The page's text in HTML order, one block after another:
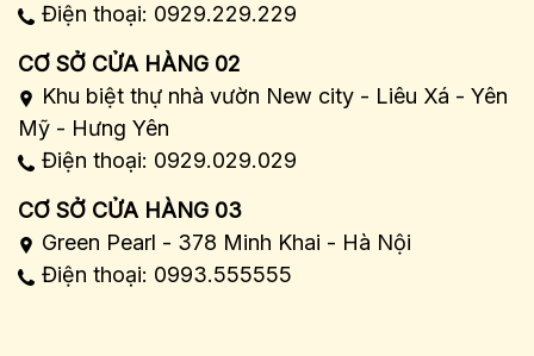
Điện thoại: 0929.229.229
CƠ SỞ CỬA HÀNG 02
Khu biệt thự nhà vườn New city - Liêu Xá - Yên
Mỹ - Hưng Yên
Điện thoại: 0929.029.029
CƠ SỞ CỬA HÀNG 03
Green Pearl - 378 Minh Khai - Hà Nội
Điện thoại: 0993.555555